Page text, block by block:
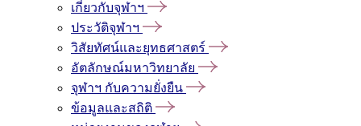
เกี่ยวกับจุฬาฯ
ประวัติจุฬาฯ
วิสัยทัศน์และยุทธศาสตร์
อัตลักษณ์มหาวิทยาลัย
จุฬาฯ กับความยั่งยืน
ข้อมูลและสถิติ